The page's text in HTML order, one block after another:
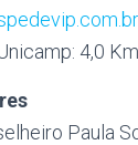
4,0
Paula